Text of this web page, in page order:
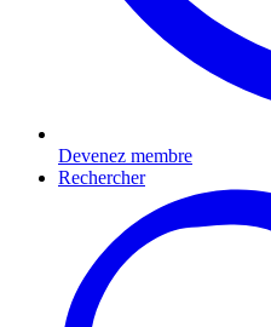
Devenez membre
Rechercher